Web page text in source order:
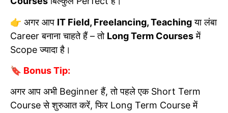
👉 अगर आप IT Field, Freelancing, Teachingया लंबा
Career बनाना चाहते हैं – तो Long Term Coursesमें
Scope ज्यादा है।
🔖 Bonus Tip:
अगर आप अभी Beginner हैं, तो पहले एक Short Term
Course से शुरुआत करें, फिर Long Term Course में